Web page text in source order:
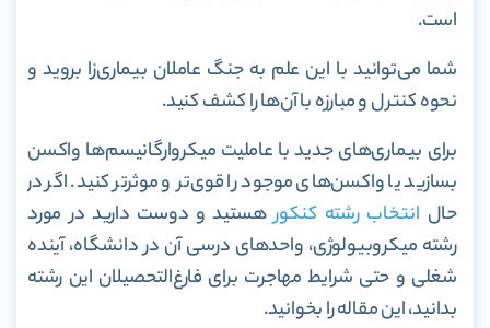
است.
شما می‌توانید با این علم به جنگ عاملان بیماری‌زا بروید و
نحوه کنترل و مبارزه با آن‌ها را کشف کنید.
برای بیماری‌های جدید با عاملیت میکروارگانیسم‌ها واکسن
بسازید یا واکسن‌های موجود را قوی‌تر و موثر‌تر کنید. اگر در
حال انتخاب رشته کنکورهستید و دوست دارید در مورد
رشته میکروبیولوژی، واحدهای درسی آن در دانشگاه، آینده
شغلی و حتی شرایط مهاجرت برای فارغ‌التحصیلان این رشته
بدانید، این مقاله را بخوانید.